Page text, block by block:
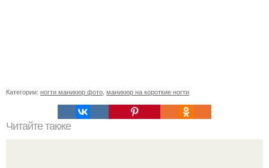
Категории: ногти маникюр фото маникюр на короткие ногти
Читайте также